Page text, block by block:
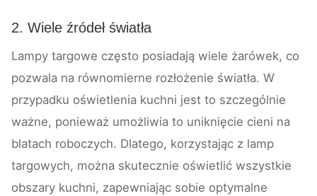
2. Wiele źródeł światła
Lampy targowe często posiadają wiele żarówek, co
pozwala na równomierne rozłożenie światła. W
przypadku oświetlenia kuchni jest to szczególnie
ważne, ponieważ umożliwia to uniknięcie cieni na
blatach roboczych. Dlatego, korzystając z lamp
targowych, można skutecznie oświetlić wszystkie
obszary kuchni, zapewniając sobie optymalne